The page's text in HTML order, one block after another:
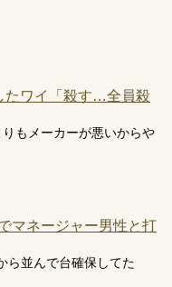
たワイ「殺す…全員殺
もメーカーが悪いからや
マネージャー男性と打
ら並んで台確保してた